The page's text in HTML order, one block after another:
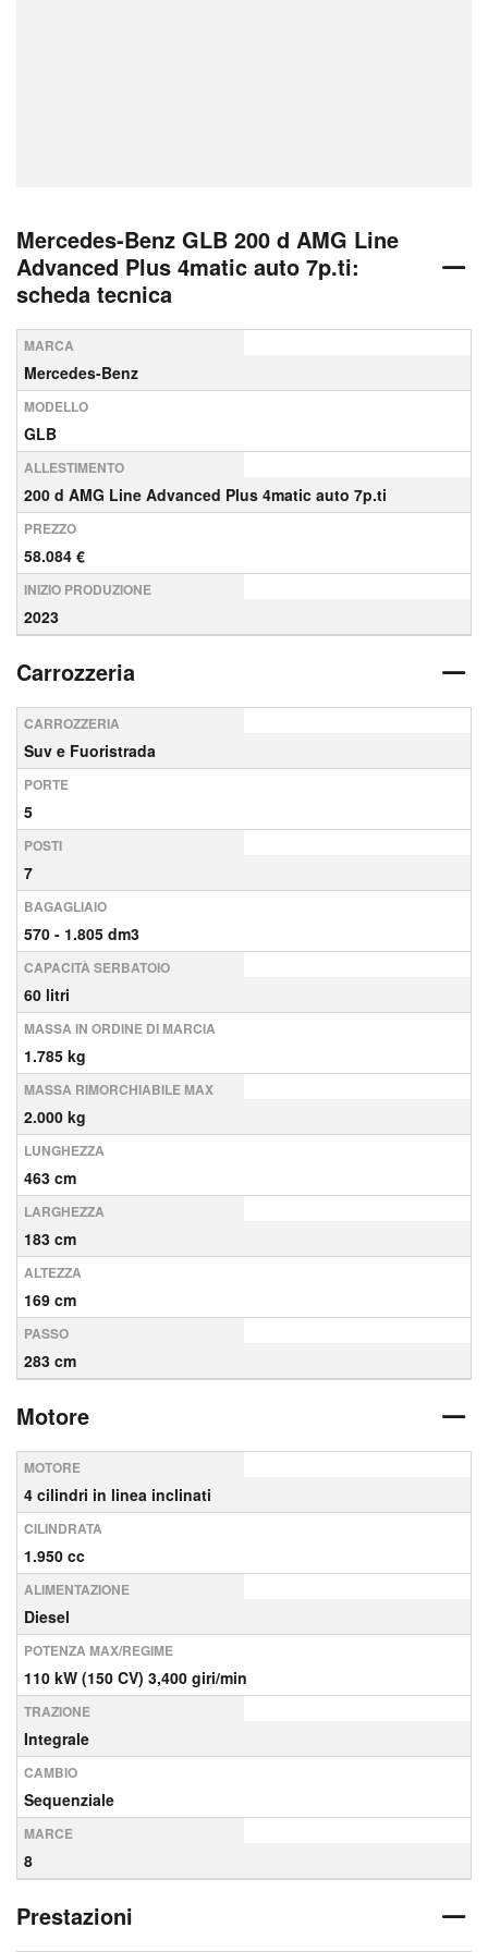
Mercedes-Benz GLB 200 d AMG Line
Advanced Plus 4matic auto 7p.ti:
scheda tecnica
MARCA
Mercedes-Benz
MODELLO
GLB
ALLESTIMENTO
200 d AMG Line Advanced Plus 4matic auto 7p.ti
PREZZO
58.084 €
INIZIO PRODUZIONE
2023
Carrozzeria
CARROZZERIA
Suv e Fuoristrada
PORTE
5
POSTI
7
BAGAGLIAIO
570 - 1.805 dm3
CAPACITÀ SERBATOIO
60 litri
MASSA IN ORDINE DI MARCIA
1.785 kg
MASSA RIMORCHIABILE MAX
2.000 kg
LUNGHEZZA
463 cm
LARGHEZZA
183 cm
ALTEZZA
169 cm
PASSO
283 cm
Motore
MOTORE
4 cilindri in linea inclinati
CILINDRATA
1.950 cc
ALIMENTAZIONE
Diesel
POTENZA MAX/REGIME
110 kW (150 CV) 3,400 giri/min
TRAZIONE
Integrale
CAMBIO
Sequenziale
MARCE
8
Prestazioni